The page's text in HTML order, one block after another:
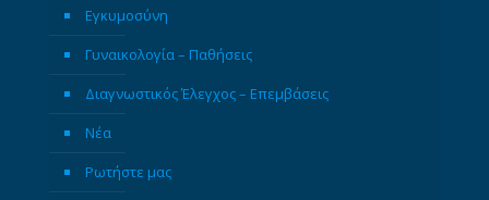
Εγκυμοσύνη
Γυναικολογία – Παθήσεις
Διαγνωστικός Έλεγχος – Επεμβάσεις
Νέα
Ρωτήστε μας